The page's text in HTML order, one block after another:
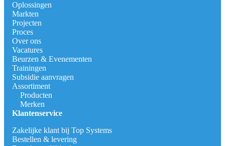
Oplossingen
Markten
Projecten
Proces
Over ons
Vacatures
Beurzen & Evenementen
Trainingen
Subsidie aanvragen
Assortiment
Producten
Merken
Klantenservice
Zakelijke klant bij Top Systems
Bestellen & levering